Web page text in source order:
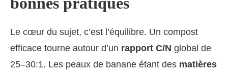
Le cœur du sujet, c’est l’équilibre. Un compost
efficace tourne autour d’un rapport C/N global de
25–30:1. Les peaux de banane étant des matières